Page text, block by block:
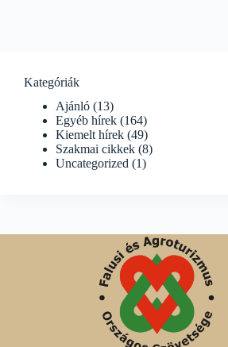
Kategóriák
Ajánló (13)
Egyéb hírek (164)
Kiemelt hírek (49)
Szakmai cikkek (8)
Uncategorized (1)